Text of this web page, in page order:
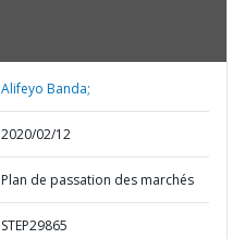
Alifeyo Banda;
2020/02/12
Plan de passation des marchés
STEP29865